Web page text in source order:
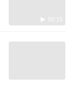
00:15